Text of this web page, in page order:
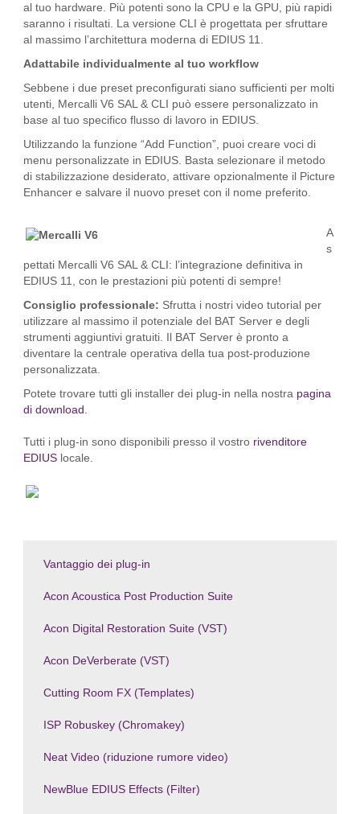
al tuo hardware. Più potenti sono la CPU e la GPU, più rapidi
saranno i risultati. La versione CLI è progettata per sfruttare
al massimo l’architettura moderna di EDIUS 11.
Adattabile individualmente al tuo workflow
Sebbene i due preset preconfigurati siano sufficienti per molti
utenti, Mercalli V6 SAL & CLI può essere personalizzato in
base al tuo specifico flusso di lavoro in EDIUS.
Utilizzando la funzione “Add Function”, puoi creare voci di
menu personalizzate in EDIUS. Basta selezionare il metodo
di stabilizzazione desiderato, attivare opzionalmente il Picture
Enhancer e salvare il nuovo preset con il nome preferito.
A
s
pettati Mercalli V6 SAL & CLI: l’integrazione definitiva in
EDIUS 11, con le prestazioni più potenti di sempre!
Consiglio professionale: Sfrutta i nostri video tutorial per
utilizzare al massimo il potenziale del BAT Server e degli
strumenti aggiuntivi gratuiti. Il BAT Server è pronto a
diventare la centrale operativa della tua post‑produzione
personalizzata.
Potete trovare tutti gli installer dei plug-in nella nostra pagina
di download
Tutti i plug-in sono disponibili presso il vostro rivenditore
EDIUSlocale.
Vantaggio dei plug-in
Acon Acoustica Post Production Suite
Acon Digital Restoration Suite (VST)
Acon DeVerberate (VST)
Cutting Room FX (Templates)
ISP Robuskey (Chromakey)
Neat Video (riduzione rumore video)
NewBlue EDIUS Effects (Filter)